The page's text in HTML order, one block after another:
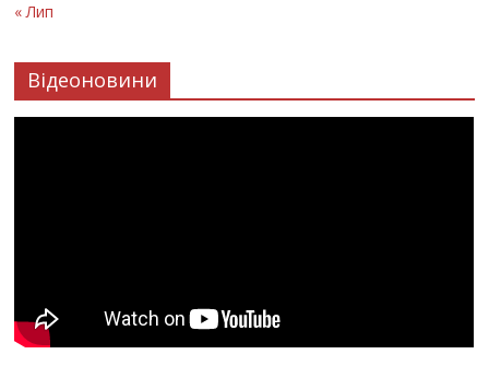
« Лип
Відеоновини